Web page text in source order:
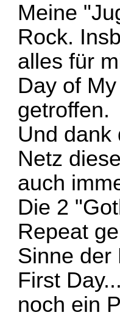
Meine
Rock.
alles für
Day of
getroffen.
Und dank
Netz
auch
Die 2
Repeat
Sinne der
First
noch ein